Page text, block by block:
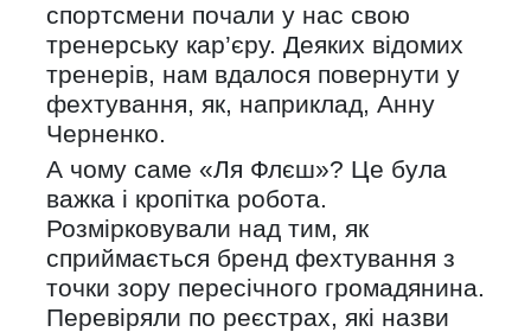
спортсмени почали у нас свою
тренерську кар’єру. Деяких відомих
тренерів, нам вдалося повернути у
фехтування, як, наприклад, Анну
Черненко.
А чому саме «Ля Флєш»? Це була
важка і кропітка робота.
Розмірковували над тим, як
сприймається бренд фехтування з
точки зору пересічного громадянина.
Перевіряли по реєстрах, які назви